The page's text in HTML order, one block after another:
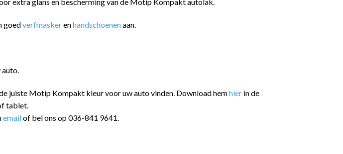
extra glans en bescherming van de Motip Kompakt autolak.
goedverfmaskerenhandschoenenaan.
juiste Motip Kompakt kleur voor uw auto vinden. Download hemhier in de
tablet.
emailof bel ons op 036-841 9641.